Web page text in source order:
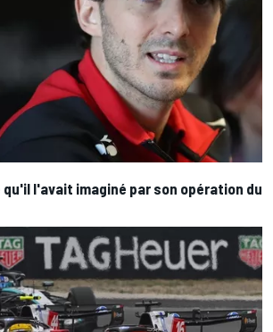
qu'il l'avait imaginé par son opération du